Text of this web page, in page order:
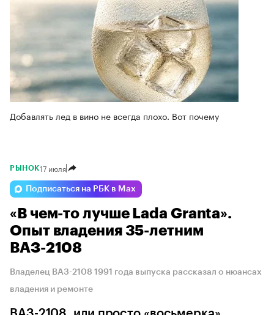
Добавлять лед в вино не всегда плохо. Вот почему
РЫНОК17 июля
Подписаться на РБК в Max
«В чем-то лучше Lada Granta».
Опыт владения 35-летним
ВАЗ-2108
Владелец ВАЗ-2108 1991 года выпуска рассказал о нюансах
владения и ремонте